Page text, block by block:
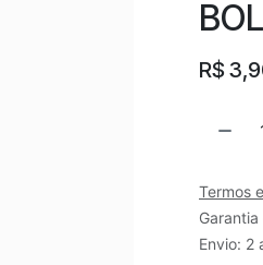
R$
Termos
Envio: 2